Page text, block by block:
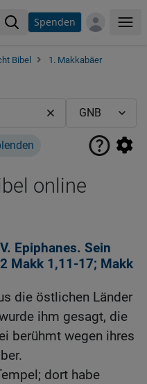
Spenden
Bibel
1. Makkabäer
online
Epiphanes. Sein
Makk 1,11-17; Makk
die östlichen Länder
ihm gesagt, die
berühmt wegen ihres
dort habe